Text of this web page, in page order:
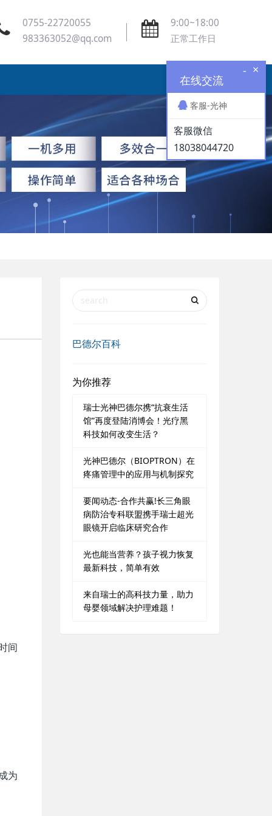
0755-22720055
983363052@qq.com
9:00~18:00
正常工作日
间
为
巴德尔百科
为你推荐
瑞士光神巴德尔携“抗衰生活
馆”再度登陆消博会！光疗黑
科技如何改变生活？
光神巴德尔（BIOPTRON）在
疼痛管理中的应用与机制探究
要闻动态-合作共赢!长三角眼
病防治专科联盟携手瑞士超光
眼镜开启临床研究合作
光也能当营养？孩子视力恢复
最新科技，简单有效
来自瑞士的高科技力量，助力
母婴领域解决护理难题！
×
-
在线交流
客服-光神
客服微信
18038044720